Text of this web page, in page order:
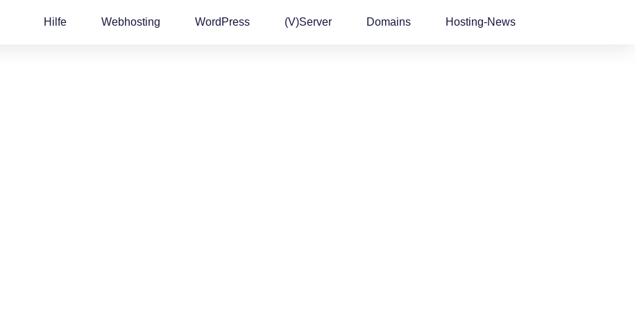
Hilfe Webhosting WordPress (v)Server Domains Hosting-News